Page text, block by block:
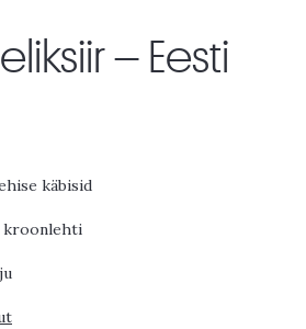
– Eesti
käbisid
kroonlehti